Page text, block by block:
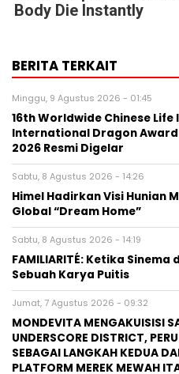
Body Die Instantly
BERITA TERKAIT
Minggu, 9 Agustus 2026 - 01:45
16th Worldwide Chinese
International Dragon
2026 Resmi Digelar
Sabtu, 8 Agustus 2026 - 14:26
Himel Hadirkan Visi Hunian
Global “Dream Home”
Sabtu, 8 Agustus 2026 - 14:19
FAMILIARITÉ: Ketika
Sebuah Karya Puitis
Jumat, 7 Agustus 2026 - 09:32
MONDEVITA MENGAKUISISI
UNDERSCORE DISTRICT,
SEBAGAI LANGKAH KEDUA
PLATFORM MEREK MEWAH